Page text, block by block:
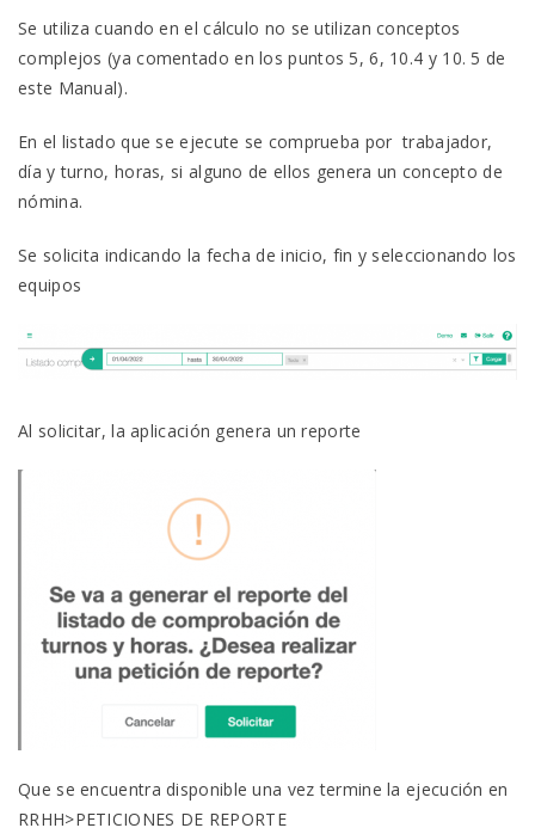
Se utiliza cuando en el cálculo no se utilizan conceptos
complejos (ya comentado en los puntos 5, 6, 10.4 y 10. 5 de
este Manual).
En el listado que se ejecute se comprueba por trabajador,
día y turno, horas, si alguno de ellos genera un concepto de
nómina.
Se solicita indicando la fecha de inicio, fin y seleccionando los
equipos
Al solicitar, la aplicación genera un reporte
Que se encuentra disponible una vez termine la ejecución en
RRHH>PETICIONES DE REPORTE